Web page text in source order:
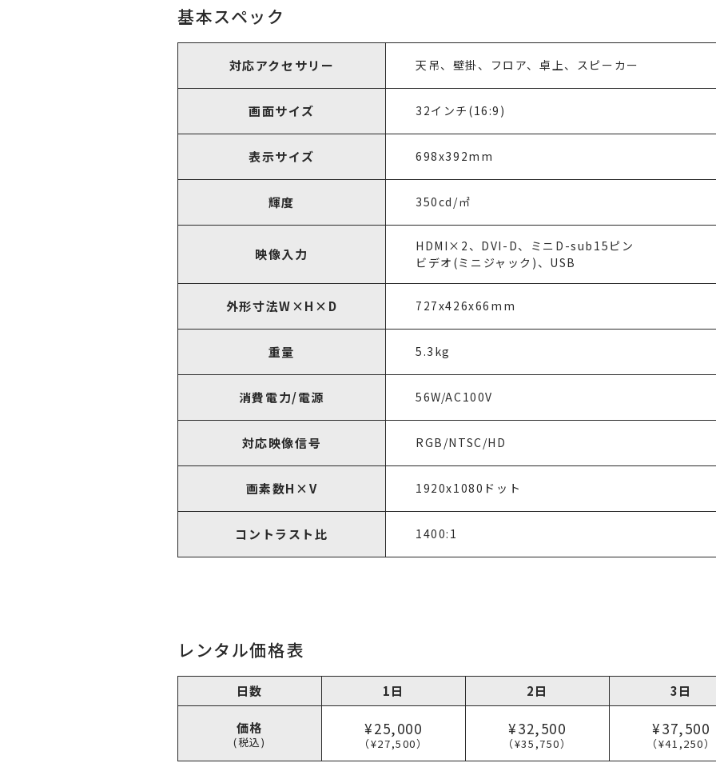
基本スペック
対応アクセサリー 天吊、壁掛、フロア、卓上、スピーカー
画面サイズ 32インチ(16:9)
表示サイズ 698x392mm
輝度 350cd/㎡
映像入力
HDMI×2、DVI-D、ミニD-sub15ピン
ビデオ(ミニジャック)、USB
外形寸法W×H×D 727x426x66mm
重量 5.3kg
消費電力/電源 56W/AC100V
対応映像信号 RGB/NTSC/HD
画素数H×V 1920x1080ドット
コントラスト比 1400:1
レンタル価格表
日数 1日 2日 3日
価格
(税込)
¥25,000
（¥27,500）
¥32,500
（¥35,750）
¥37,500
（¥41,250）